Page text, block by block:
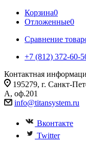
Корзина0
Отложенные0
Сравнение
+7 (812) 372-60-
Контактная
195279, г. Санкт-
А, оф.201
info@titansystem.ru
Вконтакте
Twitter